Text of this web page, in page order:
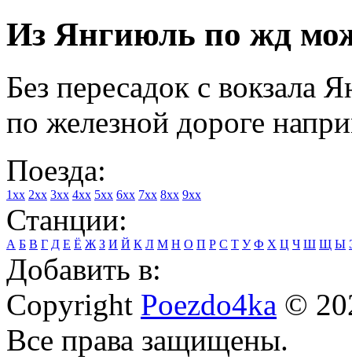
Из Янгиюль по жд
Без пересадок с вокзала
по железной дороге
Поезда:
1xx 2xx 3xx 4xx 5xx 6xx 7xx 8xx 9xx
Станции:
А Б В Г Д Е Ё Ж З И Й К Л М Н О П Р С Т У Ф Х Ц Ч Ш Щ Ы
Добавить в:
Copyright Poezdo4ka ©
Все права защищены.